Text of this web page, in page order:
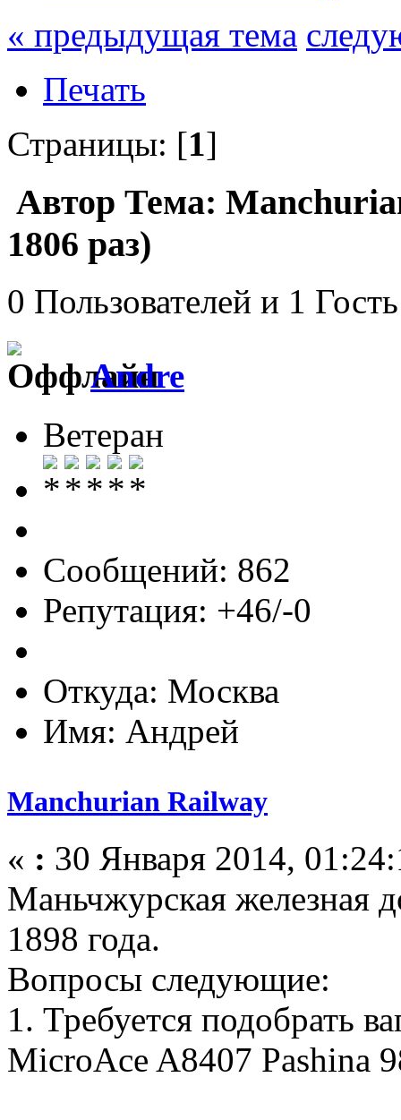
« предыдущая тема
Печать
Страницы: [1]
Автор Тема:
1806 раз)
0 Пользователей и 1
Andre
Ветеран
Сообщений: 862
Репутация: +46/-0
Откуда: Москва
Имя: Андрей
Manchurian Railway
« : 30 Января 2014,
Маньчжурская железная
1898 года.
Вопросы следующие:
1. Требуется подобрать
MicroAce A8407 Pashina